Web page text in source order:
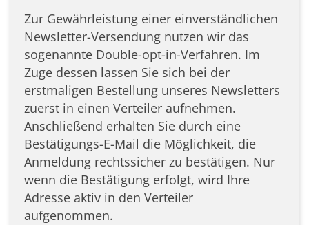
Zur Gewährleistung einer einverständlichen
Newsletter-Versendung nutzen wir das
sogenannte Double-opt-in-Verfahren. Im
Zuge dessen lassen Sie sich bei der
erstmaligen Bestellung unseres Newsletters
zuerst in einen Verteiler aufnehmen.
Anschließend erhalten Sie durch eine
Bestätigungs-E-Mail die Möglichkeit, die
Anmeldung rechtssicher zu bestätigen. Nur
wenn die Bestätigung erfolgt, wird Ihre
Adresse aktiv in den Verteiler
aufgenommen.